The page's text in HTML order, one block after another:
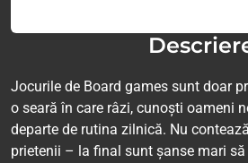
Jocurile de Board games sunt doar
o seară în care râzi, cunoști oameni
departe de rutina zilnică. Nu
prietenii – la final sunt șanse mari